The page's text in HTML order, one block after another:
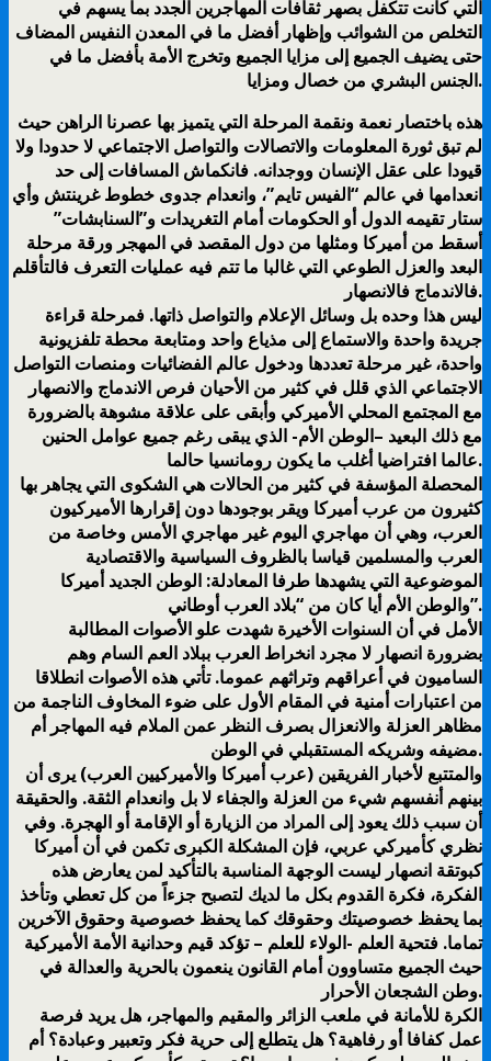
التي كانت تتكفل بصهر ثقافات المهاجرين الجدد بما يسهم في
التخلص من الشوائب وإظهار أفضل ما في المعدن النفيس المضاف
حتى يضيف الجميع إلى مزايا الجميع وتخرج الأمة بأفضل ما في
الجنس البشري من خصال ومزايا.
هذه باختصار نعمة ونقمة المرحلة التي يتميز بها عصرنا الراهن حيث
لم تبق ثورة المعلومات والاتصالات والتواصل الاجتماعي لا حدودا ولا
قيودا على عقل الإنسان ووجدانه. فانكماش المسافات إلى حد
انعدامها في عالم “الفيس تايم”، وانعدام جدوى خطوط غرينتش وأي
ستار تقيمه الدول أو الحكومات أمام التغريدات و”السنابشات”
أسقط من أميركا ومثلها من دول المقصد في المهجر ورقة مرحلة
البعد والعزل الطوعي التي غالبا ما تتم فيه عمليات التعرف فالتأقلم
فالاندماج فالانصهار.
ليس هذا وحده بل وسائل الإعلام والتواصل ذاتها. فمرحلة قراءة
جريدة واحدة والاستماع إلى مذياع واحد ومتابعة محطة تلفزيونية
واحدة، غير مرحلة تعددها ودخول عالم الفضائيات ومنصات التواصل
الاجتماعي الذي قلل في كثير من الأحيان فرص الاندماج والانصهار
مع المجتمع المحلي الأميركي وأبقى على علاقة مشوهة بالضرورة
مع ذلك البعيد –الوطن الأم- الذي يبقى رغم جميع عوامل الحنين
عالما افتراضيا أغلب ما يكون رومانسيا حالما.
المحصلة المؤسفة في كثير من الحالات هي الشكوى التي يجاهر بها
كثيرون من عرب أميركا ويقر بوجودها دون إقرارها الأميركيون
العرب، وهي أن مهاجري اليوم غير مهاجري الأمس وخاصة من
العرب والمسلمين قياسا بالظروف السياسية والاقتصادية
الموضوعية التي يشهدها طرفا المعادلة: الوطن الجديد أميركا
والوطن الأم أيا كان من “بلاد العرب أوطاني”.
الأمل في أن السنوات الأخيرة شهدت علو الأصوات المطالبة
بضرورة انصهار لا مجرد انخراط العرب ببلاد العم السام وهم
الساميون في أعراقهم وتراثهم عموما. تأتي هذه الأصوات انطلاقا
من اعتبارات أمنية في المقام الأول على ضوء المخاوف الناجمة من
مظاهر العزلة والانعزال بصرف النظر عمن الملام فيه المهاجر أم
مضيفه وشريكه المستقبلي في الوطن.
والمتتبع لأخبار الفريقين (عرب أميركا والأميركيين العرب) يرى أن
بينهم أنفسهم شيء من العزلة والجفاء لا بل وانعدام الثقة. والحقيقة
أن سبب ذلك يعود إلى المراد من الزيارة أو الإقامة أو الهجرة. وفي
نظري كأميركي عربي، فإن المشكلة الكبرى تكمن في أن أميركا
كبوتقة انصهار ليست الوجهة المناسبة بالتأكيد لمن يعارض هذه
الفكرة، فكرة القدوم بكل ما لديك لتصبح جزءاً من كل تعطي وتأخذ
بما يحفظ خصوصيتك وحقوقك كما يحفظ خصوصية وحقوق الآخرين
تماما. فتحية العلم -الولاء للعلم – تؤكد قيم وحدانية الأمة الأميركية
حيث الجميع متساوون أمام القانون ينعمون بالحرية والعدالة في
وطن الشجعان الأحرار.
الكرة للأمانة في ملعب الزائر والمقيم والمهاجر، هل يريد فرصة
عمل كفافا أو رفاهية؟ هل يتطلع إلى حرية فكر وتعبير وعبادة؟ أم